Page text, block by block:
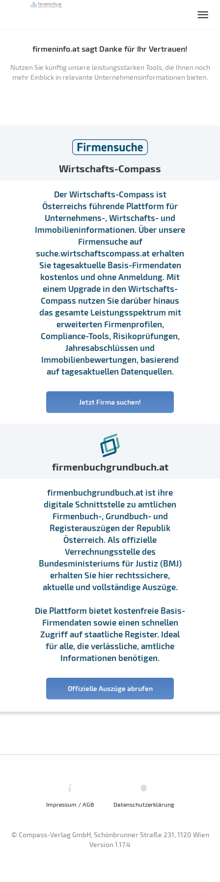
firmeninfo.at sagt Danke für Ihr Vertrauen!
Nutzen Sie künftig unsere leistungsstarken Tools, die Ihnen noch
mehr Einblick in relevante Unternehmensinformationen bieten.
Wirtschafts-Compass
Der Wirtschafts-Compass ist
Österreichs führende Plattform für
Unternehmens-, Wirtschafts- und
Immobilieninformationen. Über unsere
Firmensuche auf
suche.wirtschaftscompass.at erhalten
Sie tagesaktuelle Basis-Firmendaten
kostenlos und ohne Anmeldung. Mit
einem Upgrade in den Wirtschafts-
Compass nutzen Sie darüber hinaus
das gesamte Leistungsspektrum mit
erweiterten Firmenprofilen,
Compliance-Tools, Risikoprüfungen,
Jahresabschlüssen und
Immobilienbewertungen, basierend
auf tagesaktuellen Datenquellen.
Jetzt Firma suchen!
firmenbuchgrundbuch.at
firmenbuchgrundbuch.at ist ihre
digitale Schnittstelle zu amtlichen
Firmenbuch-, Grundbuch- und
Registerauszügen der Republik
Österreich. Als offizielle
Verrechnungsstelle des
Bundesministeriums für Justiz (BMJ)
erhalten Sie hier rechtssichere,
aktuelle und vollständige Auszüge.
Die Plattform bietet kostenfreie Basis-
Firmendaten sowie einen schnellen
Zugriff auf staatliche Register. Ideal
für alle, die verlässliche, amtliche
Informationen benötigen.
Offizielle Auszüge abrufen
Impressum / AGB Datenschutzerklärung
© Compass-Verlag GmbH, Schönbrunner Straße 231, 1120 Wien
Version 1.17.4